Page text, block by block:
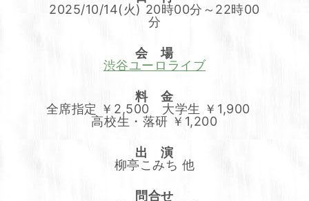
2025/10/14(火) 20時00分～22時00
分
会 場
渋谷ユーロライブ
料 金
全席指定 ￥2,500 大学生 ￥1,900
高校生・落研 ￥1,200
出 演
柳亭こみち 他
問合せ